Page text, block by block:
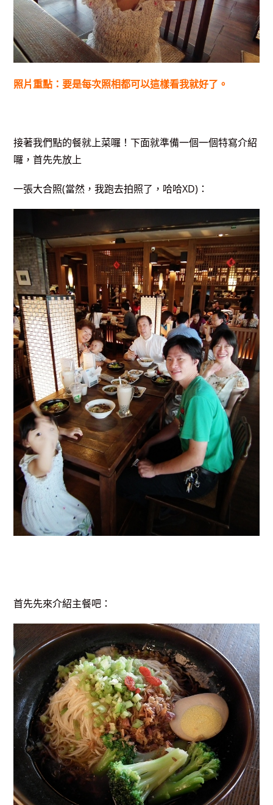
照片重點：要是每次照相都可以這樣看我就好了。
接著我們點的餐就上菜囉！下面就準備一個一個特寫介紹
囉，首先先放上
一張大合照(當然，我跑去拍照了，哈哈XD)：
首先先來介紹主餐吧：